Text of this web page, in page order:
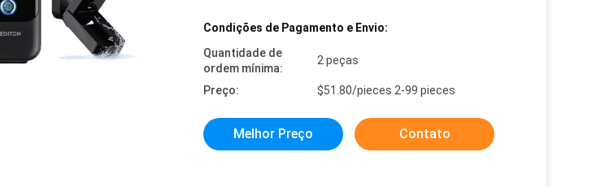
Condições de Pagamento e Envio:
Quantidade de
ordem mínima:
2 peças
Preço: $51.80/pieces 2-99 pieces
Melhor Preço Contato